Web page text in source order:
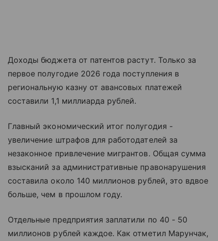
Доходы бюджета от патентов растут. Только за
первое полугодие 2026 года поступления в
региональную казну от авансовых платежей
составили 1,1 миллиарда рублей.
Главный экономический итог полугодия -
увеличение штрафов для работодателей за
незаконное привлечение мигрантов. Общая сумма
взысканий за административные правонарушения
составила около 140 миллионов рублей, это вдвое
больше, чем в прошлом году.
Отдельные предприятия заплатили по 40 - 50
миллионов рублей каждое. Как отметил Марунчак,